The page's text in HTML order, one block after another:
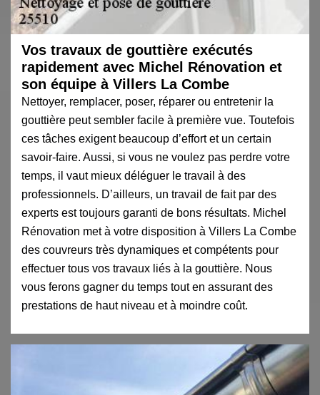
Vos travaux de gouttière exécutés
rapidement avec Michel Rénovation et
son équipe à Villers La Combe
Nettoyer, remplacer, poser, réparer ou entretenir la
gouttière peut sembler facile à première vue. Toutefois
ces tâches exigent beaucoup d’effort et un certain
savoir-faire. Aussi, si vous ne voulez pas perdre votre
temps, il vaut mieux déléguer le travail à des
professionnels. D’ailleurs, un travail de fait par des
experts est toujours garanti de bons résultats. Michel
Rénovation met à votre disposition à Villers La Combe
des couvreurs très dynamiques et compétents pour
effectuer tous vos travaux liés à la gouttière. Nous
vous ferons gagner du temps tout en assurant des
prestations de haut niveau et à moindre coût.